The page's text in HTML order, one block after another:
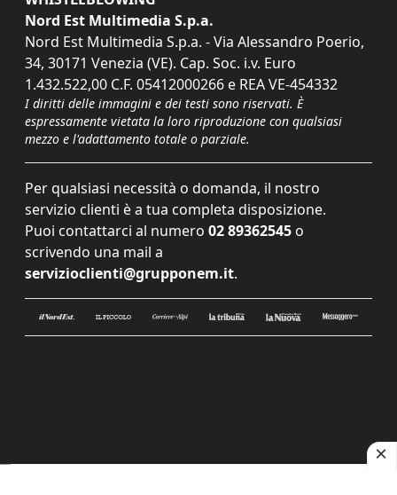
Nord Est Multimedia S.p.a.
Nord Est Multimedia S.p.a. - Via Alessandro Poerio,
34, 30171 Venezia (VE). Cap. Soc. i.v. Euro
1.432.522,00 C.F. 05412000266 e REA VE-454332
I diritti delle immagini e dei testi sono riservati. È
espressamente vietata la loro riproduzione con qualsiasi
mezzo e l'adattamento totale o parziale.
Per qualsiasi necessità o domanda, il nostro
servizio clienti è a tua completa disposizione.
Puoi contattarci al numero 02 89362545 o
scrivendo una mail a
servizioclienti@grupponem.it.